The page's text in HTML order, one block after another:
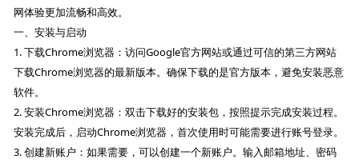
网体验更加流畅和高效。
一、安装与启动
1. 下载Chrome浏览器：访问Google官方网站或通过可信的第三方网站
下载Chrome浏览器的最新版本。确保下载的是官方版本，避免安装恶意
软件。
2. 安装Chrome浏览器：双击下载好的安装包，按照提示完成安装过程。
安装完成后，启动Chrome浏览器，首次使用时可能需要进行账号登录。
3. 创建新账户：如果需要，可以创建一个新账户。输入邮箱地址、密码